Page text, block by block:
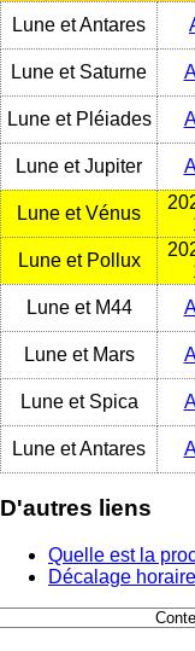
Lune et Antares
Lune et Saturne
Lune et Pléiades
Lune et Jupiter
Lune et Vénus
Lune et Pollux
Lune et M44
Lune et Mars
Lune et Spica
Lune et Antares
D'autres liens
Quelle est la
Décalage